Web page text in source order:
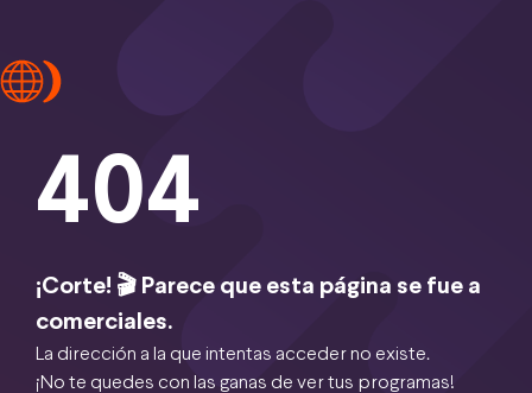
404
¡Corte! 🎬 Parece que esta página se fue a
comerciales.
La dirección a la que intentas acceder no existe.
¡No te quedes con las ganas de ver tus programas!